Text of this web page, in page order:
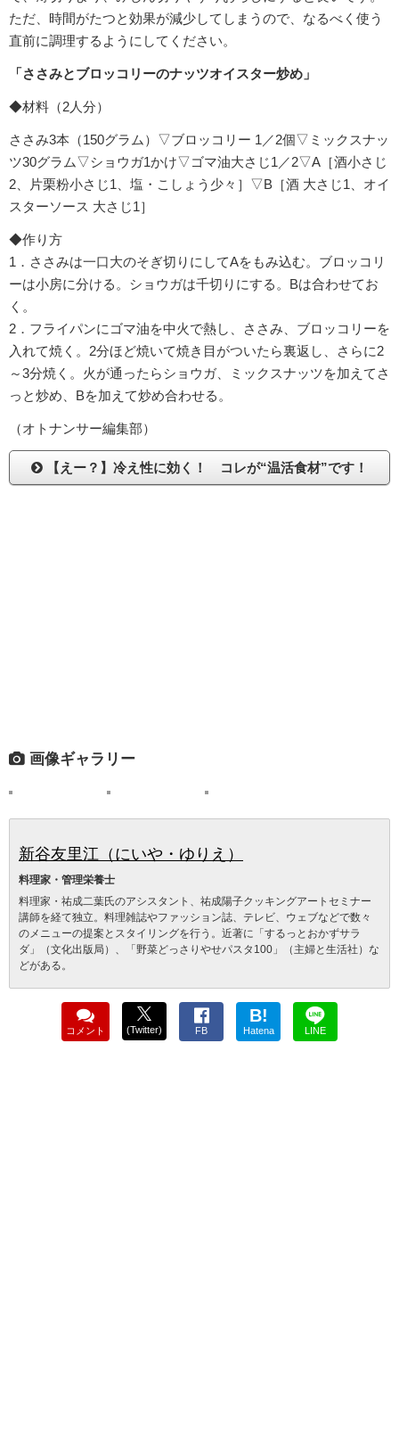
ただ、時間がたつと効果が減少してしまうので、なるべく使う
直前に調理するようにしてください。
「ささみとブロッコリーのナッツオイスター炒め」
◆材料（2人分）
ささみ3本（150グラム）▽ブロッコリー 1／2個▽ミックスナッ
ツ30グラム▽ショウガ1かけ▽ゴマ油大さじ1／2▽A［酒小さじ
2、片栗粉小さじ1、塩・こしょう少々］▽B［酒 大さじ1、オイ
スターソース 大さじ1］
◆作り方
1．ささみは一口大のそぎ切りにしてAをもみ込む。ブロッコリ
ーは小房に分ける。ショウガは千切りにする。Bは合わせてお
く。
2．フライパンにゴマ油を中火で熱し、ささみ、ブロッコリーを
入れて焼く。2分ほど焼いて焼き目がついたら裏返し、さらに2
～3分焼く。火が通ったらショウガ、ミックスナッツを加えてさ
っと炒め、Bを加えて炒め合わせる。
（オトナンサー編集部）
【えー？】冷え性に効く！ コレが“温活食材”です！
画像ギャラリー
新谷友里江（にいや・ゆりえ）
料理家・管理栄養士
料理家・祐成二葉氏のアシスタント、祐成陽子クッキングアートセミナー
講師を経て独立。料理雑誌やファッション誌、テレビ、ウェブなどで数々
のメニューの提案とスタイリングを行う。近著に「するっとおかずサラ
ダ」（文化出版局）、「野菜どっさりやせパスタ100」（主婦と生活社）な
どがある。
コメント (Twitter) FB
B!
Hatena LINE